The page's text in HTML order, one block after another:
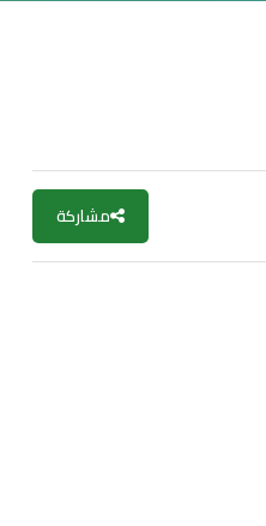
مشاركة